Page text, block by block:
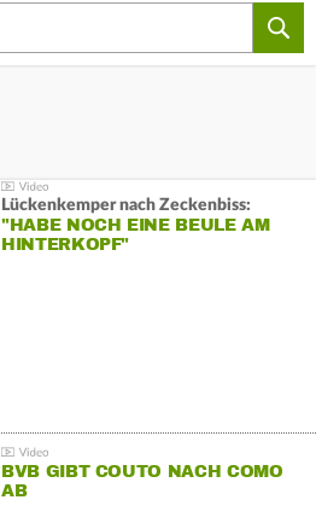
Lückenkemper nach Zeckenbiss:
"HABE NOCH EINE BEULE AM
HINTERKOPF"
BVB GIBT COUTO NACH COMO
AB